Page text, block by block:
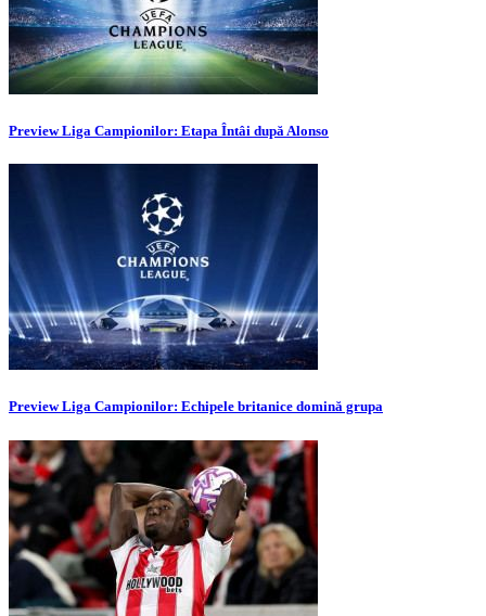
Preview Liga Campionilor: Etapa Întâi după Alonso
Preview Liga Campionilor: Echipele britanice domină grupa